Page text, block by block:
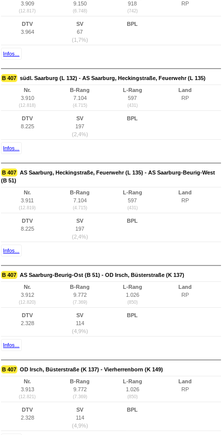
3.909
(12.817)
9.150
(6.748)
918
(742)
RP
DTV
3.964
SV
67
(1,7%)
BPL
Infos...
B 407 südl. Saarburg (L 132) - AS Saarburg, Heckingstraße, Feuerwehr (L 135)
Nr.
3.910
(12.818)
B-Rang
7.104
(4.715)
L-Rang
597
(431)
Land
RP
DTV
8.225
SV
197
(2,4%)
BPL
Infos...
B 407 AS Saarburg, Heckingstraße, Feuerwehr (L 135) - AS Saarburg-Beurig-West
(B 51)
Nr.
3.911
(12.819)
B-Rang
7.104
(4.715)
L-Rang
597
(431)
Land
RP
DTV
8.225
SV
197
(2,4%)
BPL
Infos...
B 407 AS Saarburg-Beurig-Ost (B 51) - OD Irsch, Büsterstraße (K 137)
Nr.
3.912
(12.820)
B-Rang
9.772
(7.369)
L-Rang
1.026
(850)
Land
RP
DTV
2.328
SV
114
(4,9%)
BPL
Infos...
B 407 OD Irsch, Büsterstraße (K 137) - Vierherrenborn (K 149)
Nr.
3.913
(12.821)
B-Rang
9.772
(7.369)
L-Rang
1.026
(850)
Land
RP
DTV
2.328
SV
114
(4,9%)
BPL